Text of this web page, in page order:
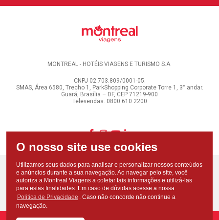
MONTREAL - HOTÉIS VIAGENS E TURISMO S.A.
CNPJ 02.703.809/0001-05.
SMAS, Área 6580, Trecho 1, ParkShopping Corporate Torre 1, 3° andar.
Guará, Brasília – DF, CEP 71219-900
Televendas: 0800 610 2200
Utilizamos seus dados para analisar e personalizar nossos conteúdos
e anúncios durante a sua navegação. Ao navegar pelo site, você
autoriza a Montreal Viagens a coletar tais informações e utilizá-las
para estas finalidades. Em caso de dúvidas acesse a nossa
Politica de Privacidade . Caso não concorde não continue a
navegação.